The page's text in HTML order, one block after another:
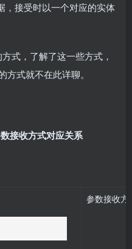
，接受时以一个对应的实体
式，了解了这一些方式，
式就不在此详聊。
接收方式对应关系
参数接收方